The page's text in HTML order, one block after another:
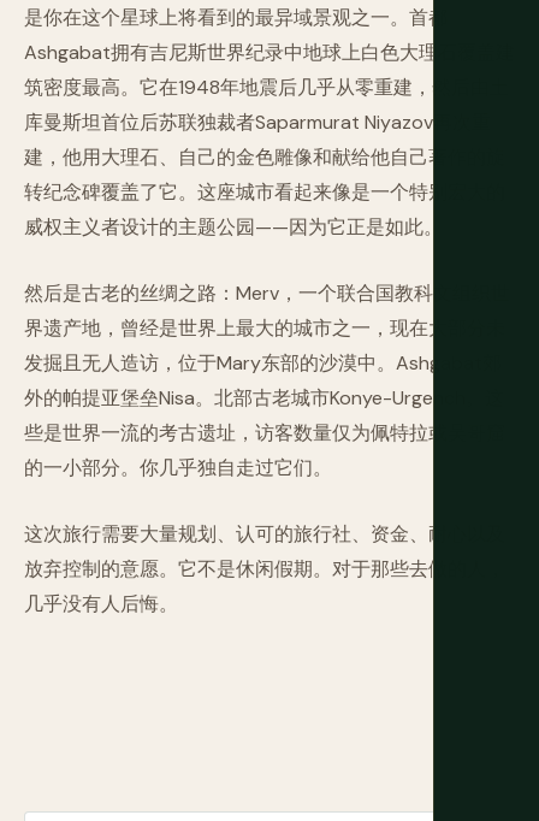
是你在这个星球上将看到的最异域景观之一。首都
Ashgabat拥有吉尼斯世界纪录中地球上白色大理石覆盖建
筑密度最高。它在1948年地震后几乎从零重建，然后由土
库曼斯坦首位后苏联独裁者Saparmurat Niyazov再次重
建，他用大理石、自己的金色雕像和献给他自己著作的旋
转纪念碑覆盖了它。这座城市看起来像是一个特别宏大的
威权主义者设计的主题公园——因为它正是如此。
然后是古老的丝绸之路：Merv，一个联合国教科文组织世
界遗产地，曾经是世界上最大的城市之一，现在大部分未
发掘且无人造访，位于Mary东部的沙漠中。Ashgabat郊
外的帕提亚堡垒Nisa。北部古老城市Konye-Urgench。这
些是世界一流的考古遗址，访客数量仅为佩特拉或吴哥窟
的一小部分。你几乎独自走过它们。
这次旅行需要大量规划、认可的旅行社、资金、耐心以及
放弃控制的意愿。它不是休闲假期。对于那些去做的人，
几乎没有人后悔。